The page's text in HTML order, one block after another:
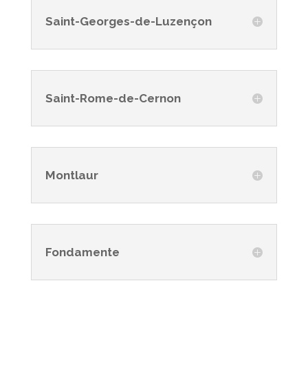
Saint-Georges-de-Luzençon
Saint-Rome-de-Cernon
Montlaur
Fondamente